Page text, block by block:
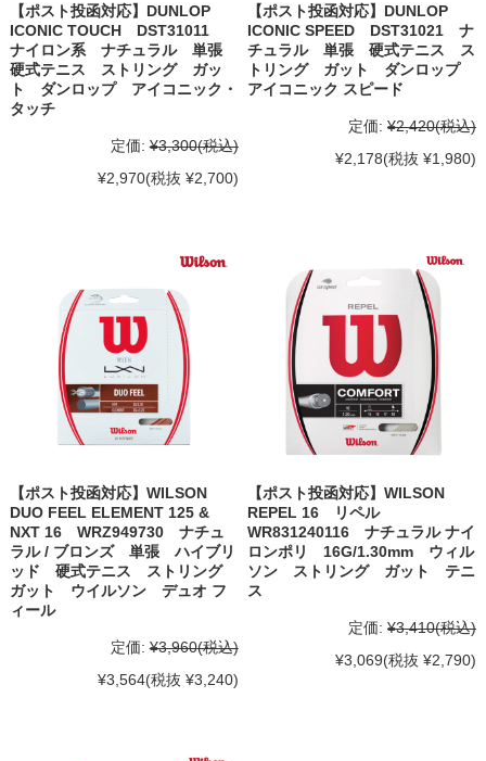
【ポスト投函対応】DUNLOP
ICONIC TOUCH DST31011
ナイロン系 ナチュラル 単張
硬式テニス ストリング ガッ
ト ダンロップ アイコニック・
タッチ
定価: ¥3,300(税込)
¥2,970(税抜 ¥2,700)
【ポスト投函対応】DUNLOP
ICONIC SPEED DST31021 ナ
チュラル 単張 硬式テニス ス
トリング ガット ダンロップ
アイコニック スピード
定価: ¥2,420(税込)
¥2,178(税抜 ¥1,980)
【ポスト投函対応】WILSON
DUO FEEL ELEMENT 125 &
NXT 16 WRZ949730 ナチュ
ラル / ブロンズ 単張 ハイブリ
ッド 硬式テニス ストリング
ガット ウイルソン デュオ フ
ィール
定価: ¥3,960(税込)
¥3,564(税抜 ¥3,240)
【ポスト投函対応】WILSON
REPEL 16 リペル
WR831240116 ナチュラル ナイ
ロンポリ 16G/1.30mm ウィル
ソン ストリング ガット テニ
ス
定価: ¥3,410(税込)
¥3,069(税抜 ¥2,790)